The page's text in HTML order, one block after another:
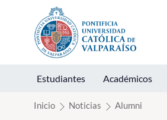
Click acá para ir directamente al contenido
Estudiantes Académicos
Inicio Noticias Alumni